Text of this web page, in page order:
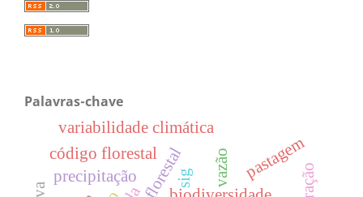
Palavras-chave
precipitação vazão
variabilidade climática
pastagem
código florestal
sig